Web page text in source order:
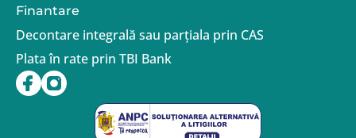
Finantare
Decontare integrală sau parțiala prin CAS
Plata în rate prin TBI Bank